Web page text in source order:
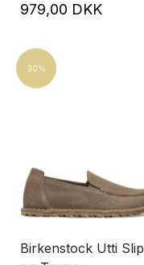
979,00 DKK
30%
Birkenstock Utti Slip